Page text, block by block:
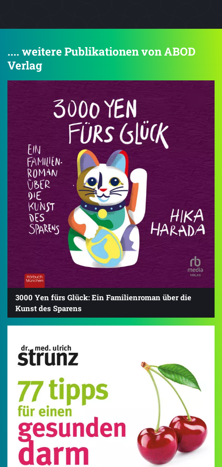
.... weitere Publikationen von ABOD
Verlag
3000 Yen fürs Glück: Ein Familienroman über die
Kunst des Sparens